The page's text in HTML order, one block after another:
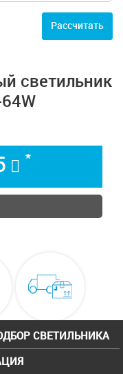
Расcчитать
светильник
*
Доставка по
московской
СВЕТИЛЬНИКА